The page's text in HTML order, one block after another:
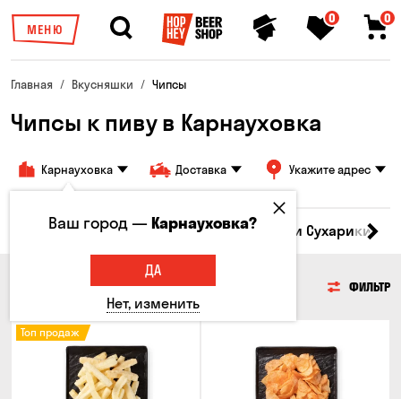
МЕНЮ
0 0
Главная Вкусняшки Чипсы
Чипсы к пиву в Карнауховка
Карнауховка Доставка Укажите адрес
Кукуруза Семечки Чипсы Гренки и Сухарики
ФИЛЬТР
Топ продаж
Ваш город —Карнауховка?
ДА
Нет, изменить